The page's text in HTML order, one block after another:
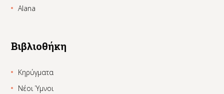
Alana
Βιβλιοθήκη
Κηρύγματα
Νέοι Ύμνοι